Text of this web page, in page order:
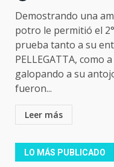
Demostrando una
potro le permitió el
prueba tanto a su
PELLEGATTA, como
galopando a su
fueron...
Leer más
LO MÁS PUBLICADO